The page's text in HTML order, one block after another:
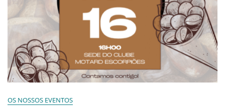
OS NOSSOS EVENTOS